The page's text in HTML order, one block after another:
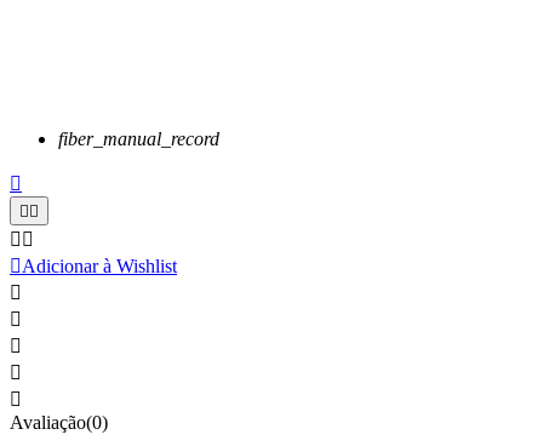
fiber_manual_record

 
 
Adicionar à Wishlist





Avaliação(0)